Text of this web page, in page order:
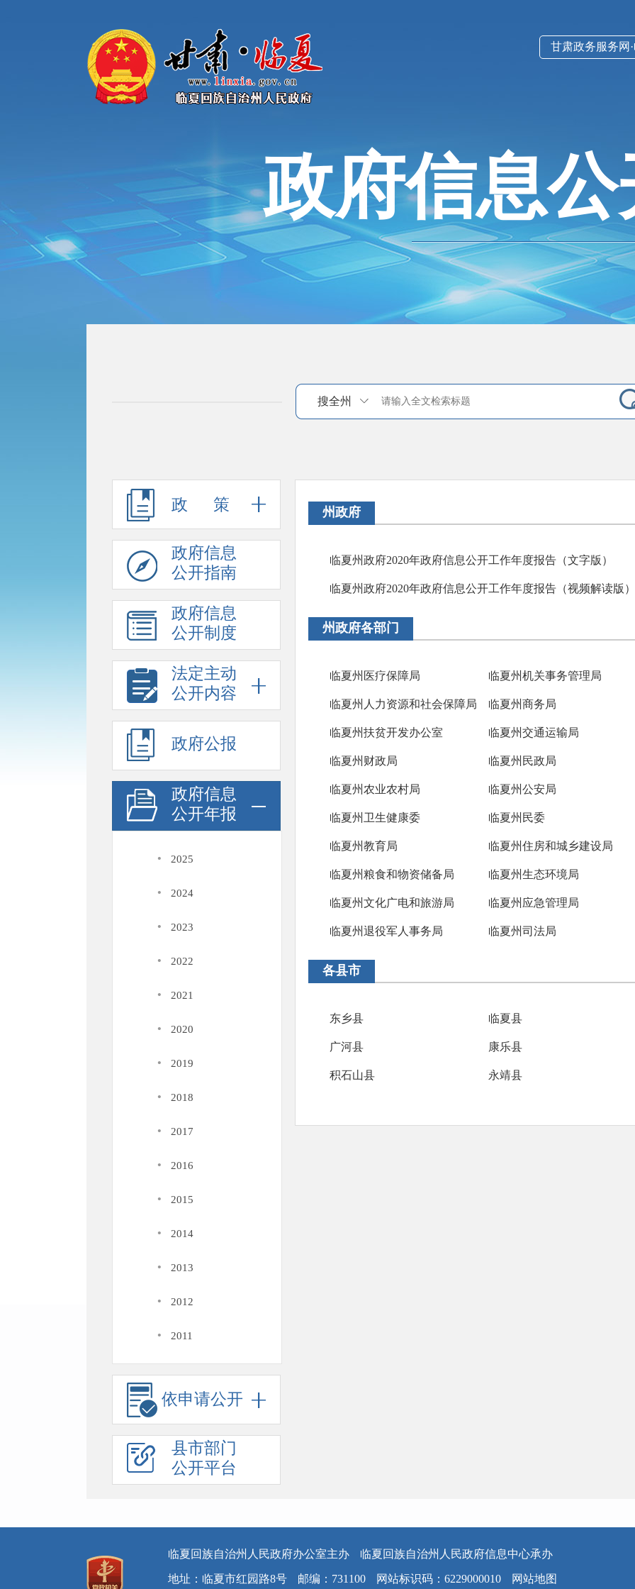
甘肃政务服务网
政府信息公
搜全州
政 策
政府信息
公开指南
政府信息
公开制度
法定主动
公开内容
政府公报
政府信息
公开年报
· 2025
· 2024
· 2023
· 2022
· 2021
· 2020
· 2019
· 2018
· 2017
· 2016
· 2015
· 2014
· 2013
· 2012
· 2011
依申请公开
县市部门
公开平台
州政府
临夏州政府2020年政府信息公开工作年度报告（文字版）
临夏州政府2020年政府信息公开工作年度报告（视频解读版）
州政府各部门
临夏州医疗保障局 临夏州机关事务管理局
临夏州人力资源和社会保障局 临夏州商务局
临夏州扶贫开发办公室 临夏州交通运输局
临夏州财政局 临夏州民政局
临夏州农业农村局 临夏州公安局
临夏州卫生健康委 临夏州民委
临夏州教育局 临夏州住房和城乡建设局
临夏州粮食和物资储备局 临夏州生态环境局
临夏州文化广电和旅游局 临夏州应急管理局
临夏州退役军人事务局 临夏州司法局
各县市
东乡县 临夏县
广河县 康乐县
积石山县 永靖县
临夏回族自治州人民政府办公室主办 临夏回族自治州人民政府信息中心承办
地址：临夏市红园路8号 邮编：731100 网站标识码：6229000010 网站地图